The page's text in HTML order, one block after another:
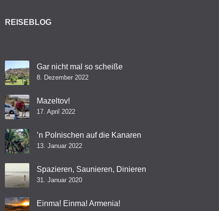
REISEBLOG
Gar nicht mal so scheiße
8. Dezember 2022
Mazeltov!
17. April 2022
’n Polnischen auf die Kanaren
13. Januar 2022
Spazieren, Saunieren, Dinieren
31. Januar 2020
Einma! Einma! Armenia!